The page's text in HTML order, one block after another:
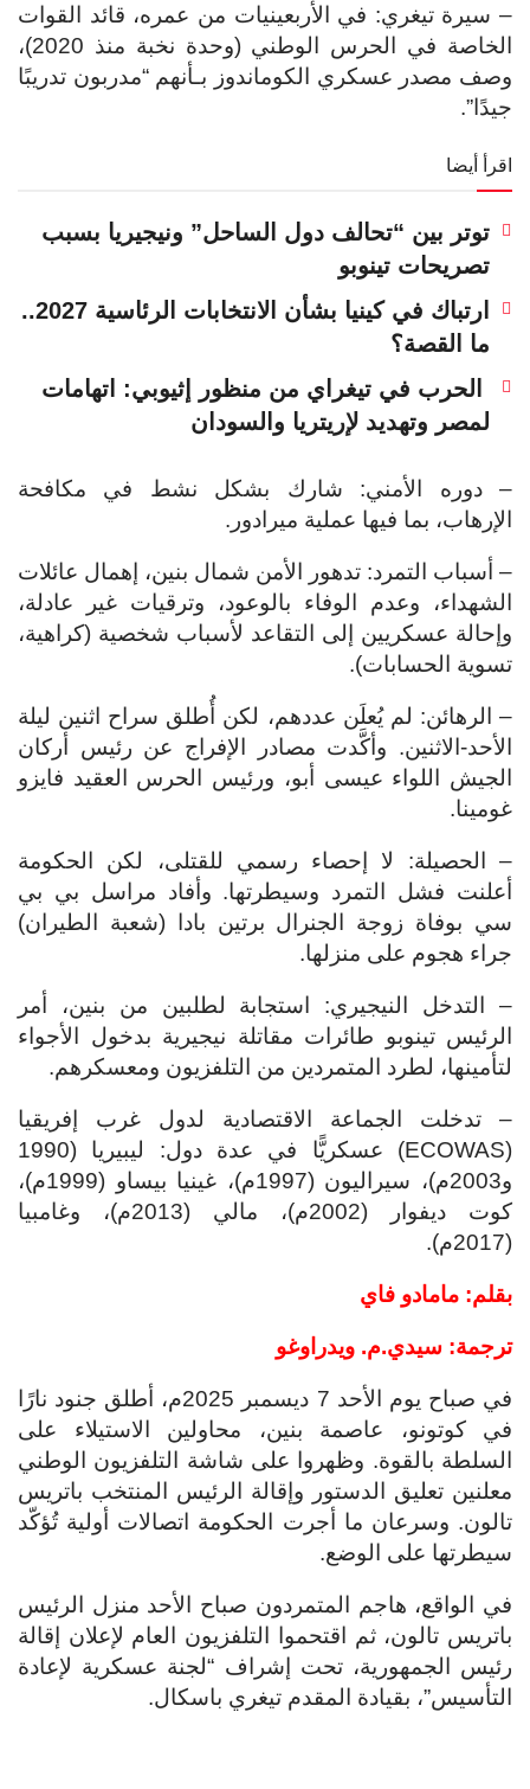
– سيرة تيغري: في الأربعينيات من عمره، قائد القوات
الخاصة في الحرس الوطني (وحدة نخبة منذ 2020)،
وصف مصدر عسكري الكوماندوز بـأنهم “مدربون تدريبًا
جيدًا”.
اقرأ أيضا
توتر بين “تحالف دول الساحل” ونيجيريا بسبب
تصريحات تينوبو
ارتباك في كينيا بشأن الانتخابات الرئاسية 2027..
ما القصة؟
الحرب في تيغراي من منظور إثيوبي: اتهامات
لمصر وتهديد لإريتريا والسودان
– دوره الأمني: شارك بشكل نشط في مكافحة
الإرهاب، بما فيها عملية ميرادور.
– أسباب التمرد: تدهور الأمن شمال بنين، إهمال عائلات
الشهداء، وعدم الوفاء بالوعود، وترقيات غير عادلة،
وإحالة عسكريين إلى التقاعد لأسباب شخصية (كراهية،
تسوية الحسابات).
– الرهائن: لم يُعلَن عددهم، لكن أُطلق سراح اثنين ليلة
الأحد-الاثنين. وأكَّدت مصادر الإفراج عن رئيس أركان
الجيش اللواء عيسى أبو، ورئيس الحرس العقيد فايزو
غومينا.
– الحصيلة: لا إحصاء رسمي للقتلى، لكن الحكومة
أعلنت فشل التمرد وسيطرتها. وأفاد مراسل بي بي
سي بوفاة زوجة الجنرال برتين بادا (شعبة الطيران)
جراء هجوم على منزلها.
– التدخل النيجيري: استجابة لطلبين من بنين، أمر
الرئيس تينوبو طائرات مقاتلة نيجيرية بدخول الأجواء
لتأمينها، لطرد المتمردين من التلفزيون ومعسكرهم.
– تدخلت الجماعة الاقتصادية لدول غرب إفريقيا
(ECOWAS) عسكريًّا في عدة دول: ليبيريا (1990
و2003م)، سيراليون (1997م)، غينيا بيساو (1999م)،
كوت ديفوار (2002م)، مالي (2013م)، وغامبيا
(2017م).
بقلم: مامادو فاي
ترجمة: سيدي.م. ويدراوغو
في صباح يوم الأحد 7 ديسمبر 2025م، أطلق جنود نارًا
في كوتونو، عاصمة بنين، محاولين الاستيلاء على
السلطة بالقوة. وظهروا على شاشة التلفزيون الوطني
معلنين تعليق الدستور وإقالة الرئيس المنتخب باتريس
تالون. وسرعان ما أجرت الحكومة اتصالات أولية تُؤكّد
سيطرتها على الوضع.
في الواقع، هاجم المتمردون صباح الأحد منزل الرئيس
باتريس تالون، ثم اقتحموا التلفزيون العام لإعلان إقالة
رئيس الجمهورية، تحت إشراف “لجنة عسكرية لإعادة
التأسيس”، بقيادة المقدم تيغري باسكال.